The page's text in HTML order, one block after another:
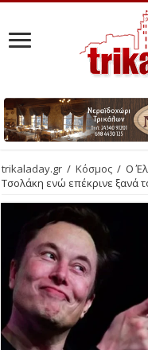
trikaladay.gr / Κόσμος / Ο
Τσολάκη ενώ επέκρινε ξανά